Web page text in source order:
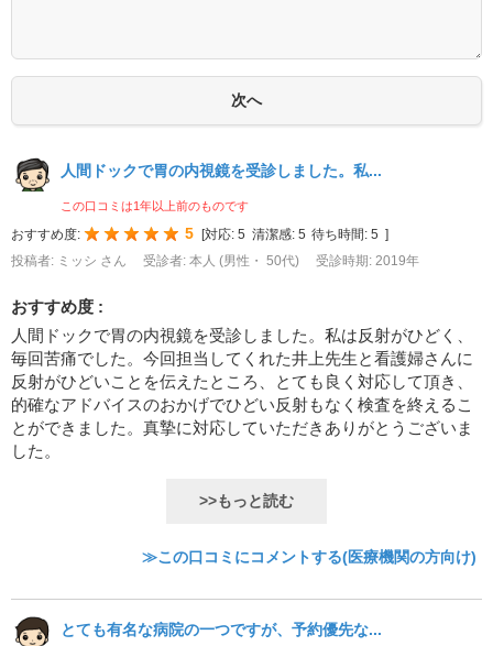
人間ドックで胃の内視鏡を受診しました。私...
この口コミは1年以上前のものです
おすすめ度: 5 対応: 5 清潔感: 5 待ち時間: 5
投稿者: ミッシ さん
受診者: 本人 (男性・ 50代) 受診時期: 2019年
おすすめ度 :
人間ドックで胃の内視鏡を受診しました。私は反射がひどく、
毎回苦痛でした。今回担当してくれた井上先生と看護婦さんに
反射がひどいことを伝えたところ、とても良く対応して頂き、
的確なアドバイスのおかげでひどい反射もなく検査を終えるこ
とができました。真摯に対応していただきありがとうございま
した。
>>もっと読む
≫この口コミにコメントする(医療機関の方向け)
とても有名な病院の一つですが、予約優先な...